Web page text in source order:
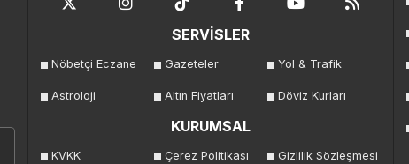
SERVİSLER
Nöbetçi Eczane Gazeteler Yol & Trafik
Astroloji Altın Fiyatları Döviz Kurları
KURUMSAL
KVKK Çerez Politikası Gizlilik Sözleşmesi